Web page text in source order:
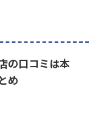
の口コミは本
め